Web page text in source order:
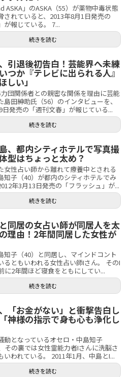
ASKA」のASKA（55）が薬物中毒状態
されていると、2013年8月1日発売の
が報じている。 7...
続きを読む
引退後初告白！芸能界へ未練
つか『テレビに出られる人』
しい」
団関係者との親密な関係を理由に芸能
島田紳助氏（56）のインタビューを、
日発売の「週刊文春」が報じている...
続きを読む
、都内シティホテルで写真撮
型はちょっと太め？
女性占い師から離れて療養中とされる
知子（40）が都内のシティホテルでみ
年3月13日発売の「フラッシュ」が...
続きを読む
同居の女占い師が同居人を太
理由！2年間同居した女性が
知子（40）と同居し、マインドコント
るともいわれる女性占い師Iさん。 そのI
に2年間ほど寝食をともにしてい...
続きを読む
「お金がない」と衝撃告白し
神様の指示で身も心も浄化し
動となっているオセロ・中島知子
その裏では女性霊能力者Iさんに洗脳さ
いわれている。 2011年1月、中島とI...
続きを読む